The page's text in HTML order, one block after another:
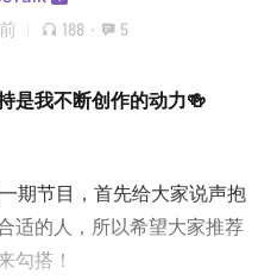
188 · 5
是我不断创作的动力🍻
期节目，首先给大家说声抱
适的人，所以希望大家推荐
勾搭！